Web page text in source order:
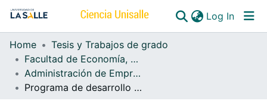
Log In
Communities & Collections
All of DSpace
Home
Tesis y Trabajos de grado
Facultad de Economía, Empresa y Desarrollo Sostenible - FEEDS
Administración de Empresas
Programa de desarrollo microempresarial en la Universidad de La Salle, facultad de Administración de Empresas